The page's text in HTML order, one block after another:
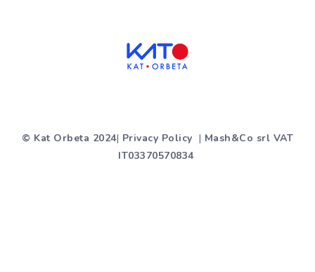
© Kat Orbeta 2024| Privacy Policy | Mash&Co srl VAT
IT03370570834